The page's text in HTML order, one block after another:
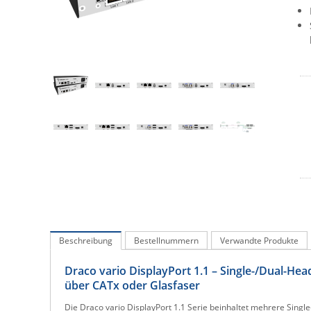
Beschreibung Bestellnummern Verwandte Produkte
Draco vario DisplayPort 1.1 – Single-/Dual-
über CATx oder Glasfaser
Die Draco vario DisplayPort 1.1 Serie beinhaltet mehrere